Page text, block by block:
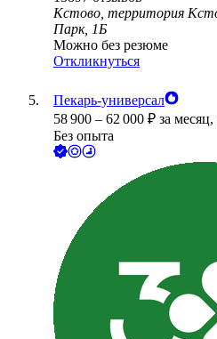
Кстово, территория
Парк, 1Б
Можно без резюме
Откликнуться
Пекарь-универсал
58 900 – 62 000 ₽ за месяц,
Без опыта